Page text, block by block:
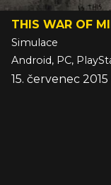
THIS WAR OF
Simulace
15. červenec